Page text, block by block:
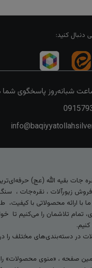
دنبال کنید:
جات بقیه الله (عج)
زیورآلات ، نقره‌جات ،
با ارائه محصولاتی با کیفیت،
تلاشمان را می‌کنیم تا
در دسته‌بندی‌های مختلف را
صفحه ، «منوی محصولات» را